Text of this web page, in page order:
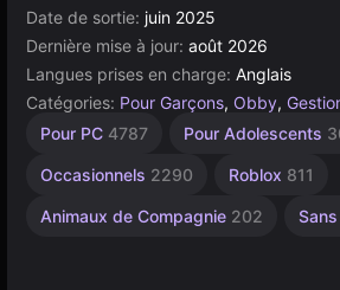
Date de sortie: juin 2025
Dernière mise à jour: août 2026
Langues prises en charge: Anglais
Catégories: Pour Garçons, Obby,
Pour PC 4787 Pour Adolescents
Occasionnels 2290 Roblox 811
Animaux de Compagnie 202
Saut
Bureau
À 1
4125
Haute
3572
Navigateur
Unity
ligne